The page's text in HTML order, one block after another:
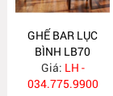
GHẾ BAR LỤC
BÌNH LB70
Giá: LH -
034.775.9900